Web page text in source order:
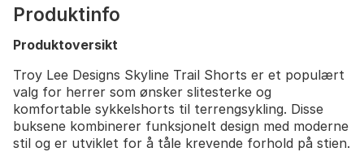
Produktinfo
Produktoversikt
Troy Lee Designs Skyline Trail Shorts er et populært
valg for herrer som ønsker slitesterke og
komfortable sykkelshorts til terrengsykling. Disse
buksene kombinerer funksjonelt design med moderne
stil og er utviklet for å tåle krevende forhold på stien.